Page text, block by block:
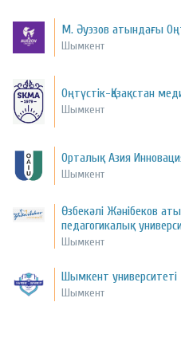
М. Әуэзов атындағы
Шымкент
Оңтүстік-Қазақстан
Шымкент
Орталық Азия
Шымкент
Өзбекәлі Жәнібеков
педагогикалық
Шымкент
Шымкент университеті
Шымкент